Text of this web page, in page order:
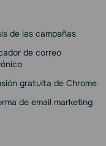
de las campañas
de correo
gratuita de Chrome
de email marketing